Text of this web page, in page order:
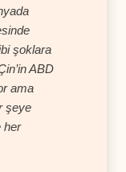
şoklara
ABD
ama
şeye
her